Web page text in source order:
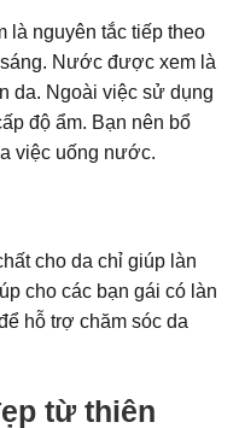
là nguyên tắc tiếp theo
Nước được xem là
da. Ngoài việc sử dụng
độ ẩm. Bạn nên bổ
việc uống nước.
cho da chỉ giúp làn
cho các bạn gái có làn
hỗ trợ chăm sóc da
từ thiên